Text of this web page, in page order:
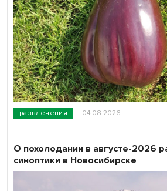
развлечения 04.08.2026
О похолодании в августе-2026
синоптики в Новосибирске